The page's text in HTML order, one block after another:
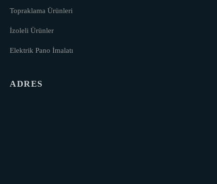
Topraklama Ürünleri
İzoleli Ürünler
Elektrik Pano İmalatı
ADRES